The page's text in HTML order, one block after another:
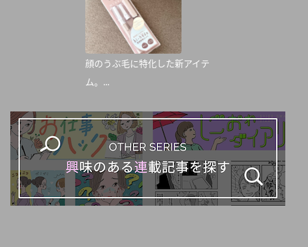
顔のうぶ毛に特化した新アイテ
ム。...